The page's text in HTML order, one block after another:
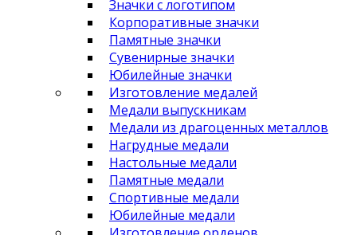
Значки с логотипом
Корпоративные значки
Памятные значки
Сувенирные значки
Юбилейные значки
Изготовление медалей
Медали выпускникам
Медали из драгоценных металлов
Нагрудные медали
Настольные медали
Памятные медали
Спортивные медали
Юбилейные медали